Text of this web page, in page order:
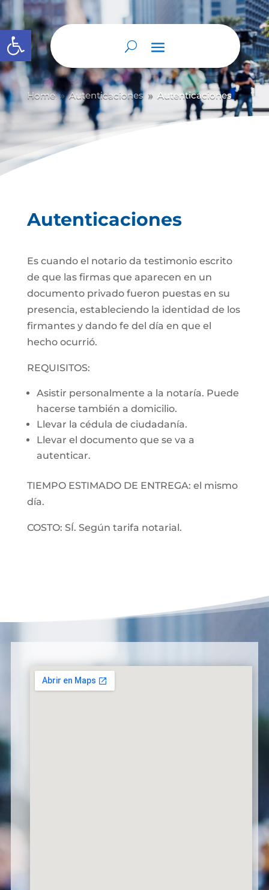
Abrir barra de herramientas
Home 9 Autenticaciones 9 Autenticaciones
Autenticaciones
Es cuando el notario da testimonio escrito
de que las firmas que aparecen en un
documento privado fueron puestas en su
presencia, estableciendo la identidad de los
firmantes y dando fe del día en que el
hecho ocurrió.
REQUISITOS:
Asistir personalmente a la notaría. Puede
hacerse también a domicilio.
Llevar la cédula de ciudadanía.
Llevar el documento que se va a
autenticar.
TIEMPO ESTIMADO DE ENTREGA: el mismo
día.
COSTO: SÍ. Según tarifa notarial.